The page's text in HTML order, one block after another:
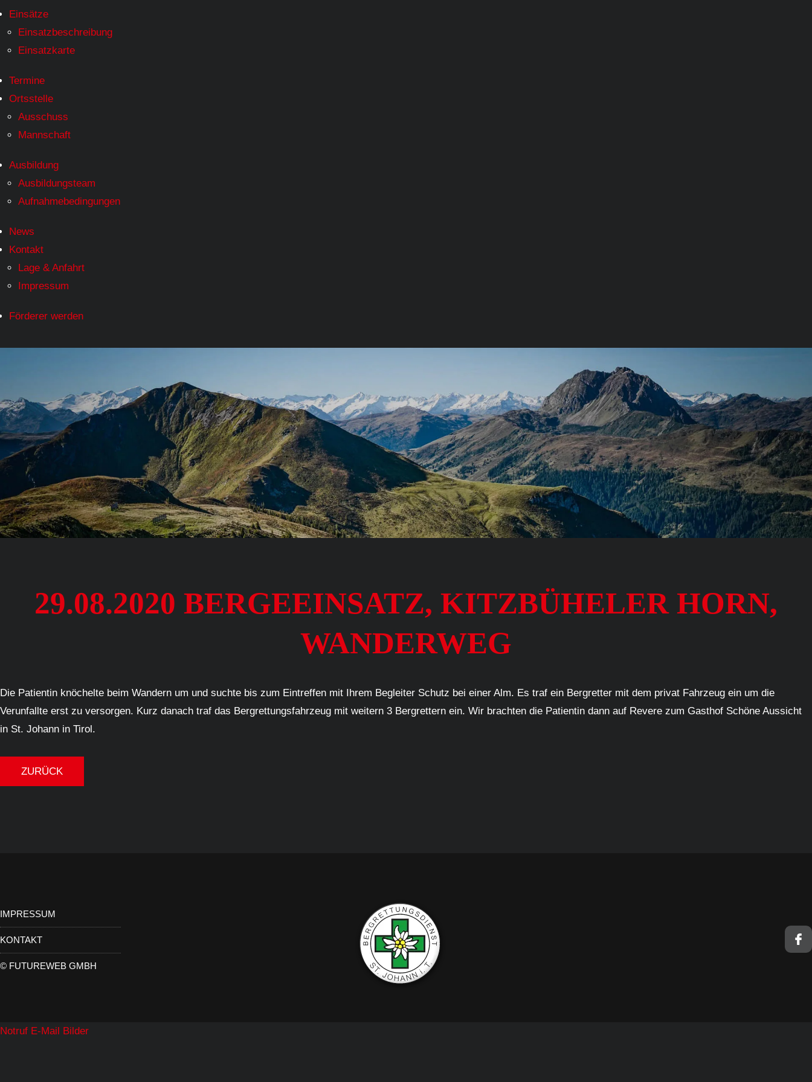
Einsätze
Einsatzbeschreibung
Einsatzkarte
Termine
Ortsstelle
Ausschuss
Mannschaft
Ausbildung
Ausbildungsteam
Aufnahmebedingungen
News
Kontakt
Lage & Anfahrt
Impressum
Förderer werden
29.08.2020 BERGEEINSATZ, KITZBÜHELER HORN,
WANDERWEG
Die Patientin knöchelte beim Wandern um und suchte bis zum Eintreffen mit Ihrem Begleiter Schutz bei einer Alm. Es traf ein Bergretter mit dem privat Fahrzeug ein um die
Verunfallte erst zu versorgen. Kurz danach traf das Bergrettungsfahrzeug mit weitern 3 Bergrettern ein. Wir brachten die Patientin dann auf Revere zum Gasthof Schöne Aussicht
in St. Johann in Tirol.
ZURÜCK
IMPRESSUM
KONTAKT
© FUTUREWEB GMBH
Notruf E-Mail Bilder